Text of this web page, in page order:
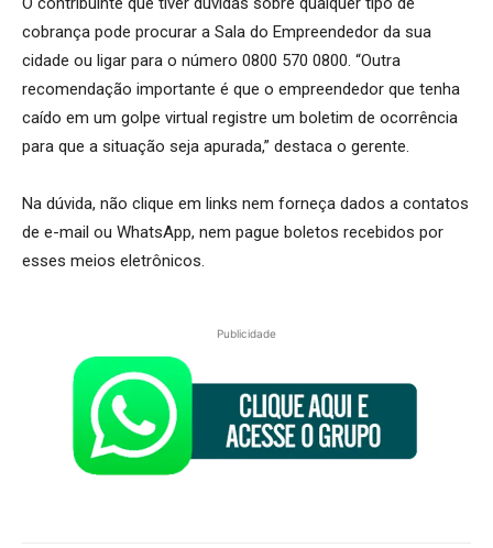
cobrança pode procurar a Sala do Empreendedor da sua
cidade ou ligar para o número 0800 570 0800. “Outra
recomendação importante é que o empreendedor que tenha
caído em um golpe virtual registre um boletim de ocorrência
para que a situação seja apurada,” destaca o gerente.
Na dúvida, não clique em links nem forneça dados a contatos
de e-mail ou WhatsApp, nem pague boletos recebidos por
esses meios eletrônicos.
Publicidade